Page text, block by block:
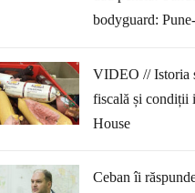
bodyguard:
VIDEO // Istoria
fiscală și condiții
House
Ceban îi